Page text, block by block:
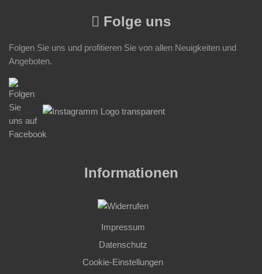
Folge uns
Folgen Sie uns und profitieren Sie von allen Neuigkeiten und
Angeboten.
Informationen
Impressum
Datenschutz
Cookie-Einstellungen